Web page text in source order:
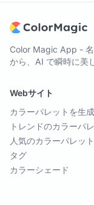
Color Magic App - 名
から、AI で瞬時に美
Webサイト
カラーパレットを生成
トレンドのカラーパ
人気のカラーパレット
タグ
カラーシェード